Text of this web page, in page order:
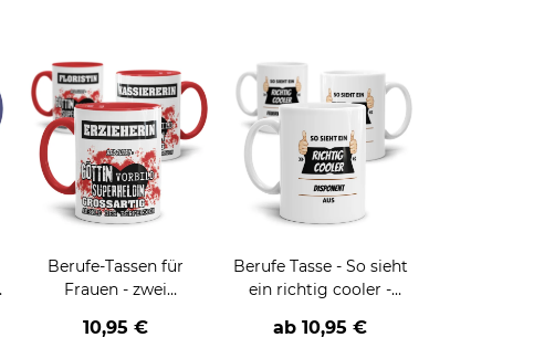
Berufe-Tassen für
Frauen - zwei
10,95 €
Berufe Tasse - So sieht
ein richtig cooler -
ab10,95 €